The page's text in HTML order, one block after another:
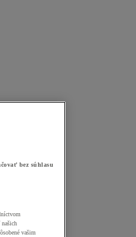
bez súhlasu
vašim